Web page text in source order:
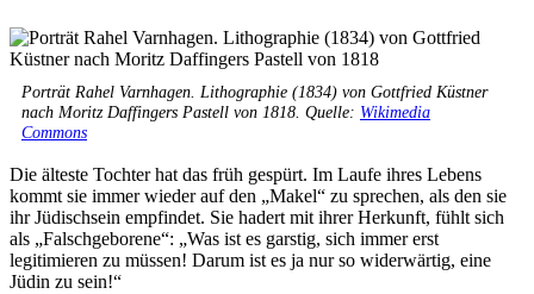
Porträt Rahel Varnhagen. Lithographie (1834) von Gottfried Küstner
nach Moritz Daffingers Pastell von 1818. Quelle: Wikimedia
Commons
Die älteste Tochter hat das früh gespürt. Im Laufe ihres Lebens
kommt sie immer wieder auf den „Makel“ zu sprechen, als den sie
ihr Jüdischsein empfindet. Sie hadert mit ihrer Herkunft, fühlt sich
als „Falschgeborene“: „Was ist es garstig, sich immer erst
legitimieren zu müssen! Darum ist es ja nur so widerwärtig, eine
Jüdin zu sein!“